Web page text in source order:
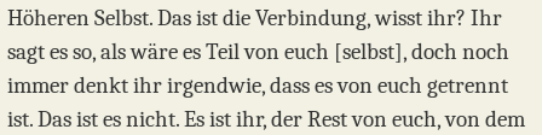
Höheren Selbst. Das ist die Verbindung, wisst ihr? Ihr
sagt es so, als wäre es Teil von euch [selbst], doch noch
immer denkt ihr irgendwie, dass es von euch getrennt
ist. Das ist es nicht. Es ist ihr, der Rest von euch, von dem